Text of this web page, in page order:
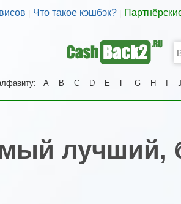
| Что такое кэшбэк?
A B C D E F G H
лучший,